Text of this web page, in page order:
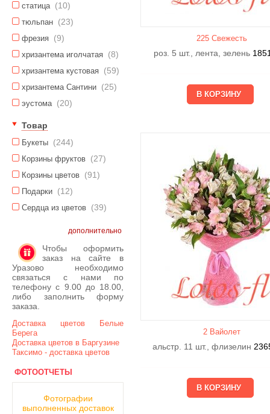
статица (10)
тюльпан (23)
фрезия (9)
хризантема иголчатая (8)
хризантема кустовая (59)
хризантема Сантини (25)
эустома (20)
Товар
Букеты (244)
Корзины фруктов (27)
Корзины цветов (91)
Подарки (12)
Сердца из цветов (39)
дополнительно
Чтобы оформить
заказ на сайте в
Уразово необходимо
связаться с нами по
телефону с 9.00 до 18.00,
либо заполнить форму
заказа.
Доставка цветов Белые
Берега
Доставка цветов в Баргузине
Таксимо - доставка цветов
ФОТООТЧЕТЫ
Фотографии
выполненных доставок
225 Свежесть
роз. 5 шт., лента, зелень
2 Вайолет
альстр. 11 шт., флизелин